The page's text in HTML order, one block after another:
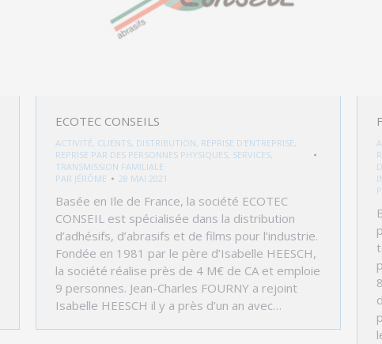
ECOTEC CONSEILS
ACTIVITÉ, CLIENTS, DISTRIBUTION, REPRISE D'ENTREPRISE,
REPRISE PAR DES PERSONNES PHYSIQUES, SERVICES,
TRANSMISSION FAMILIALE
PAR JÉRÔME 28 MAI 2021
Basée en Ile de France, la société ECOTEC
CONSEIL est spécialisée dans la distribution
d’adhésifs, d’abrasifs et de films pour l’industrie.
Fondée en 1981 par le père d’Isabelle HEESCH,
la société réalise près de 4 M€ de CA et emploie
9 personnes. Jean-Charles FOURNY a rejoint
Isabelle HEESCH il y a près d’un an avec…